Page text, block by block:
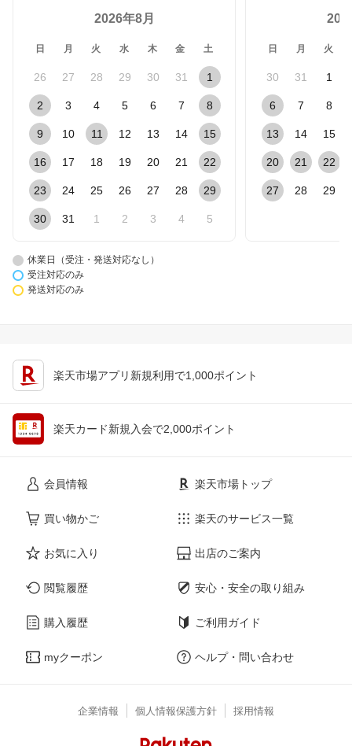
2026年8月
日 月 火 水 木 金 土
26 27 28 29 30 31 1
2 3 4 5 6 7 8
9 10 11 12 13 14 15
16 17 18 19 20 21 22
23 24 25 26 27 28 29
30 31 1 2 3 4 5
日 月 火
30 31 1
6 7 8
13 14 15
20 21 22
27 28 29
休業日（受注・発送対応なし）
受注対応のみ
発送対応のみ
楽天市場アプリ新規利用で1,000ポイント
楽天カード新規入会で2,000ポイント
会員情報
買い物かご
お気に入り
閲覧履歴
購入履歴
myクーポン
楽天市場トップ
楽天のサービス一覧
出店のご案内
安心・安全の取り組み
ご利用ガイド
ヘルプ・問い合わせ
企業情報 個人情報保護方針 採用情報